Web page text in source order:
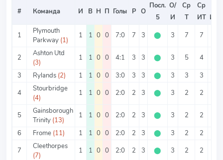
# Команда И В Н П Голы Р О
Посл.
5
О/
И
Ср
Т
Ср
ИТ ИТ2
1
Plymouth
Parkway (1)
1 1 0 0 7:0 7 3 ⬤ 3 7 7
2
Ashton Utd
(3)
1 1 0 0 4:1 3 3 ⬤ 3 5 4
3
Rylands (2) 1 1 0 0 3:0 3 3 ⬤ 3 3 3
4
Stourbridge
(4)
1 1 0 0 2:0 2 3 ⬤ 3 2 2
5
Gainsborough
Trinity (13)
1 1 0 0 2:0 2 3 ⬤ 3 2 2
6
Frome (11) 1 1 0 0 2:0 2 3 ⬤ 3 2 2
7
Cleethorpes
(7)
1 1 0 0 2:0 2 3 ⬤ 3 2 2